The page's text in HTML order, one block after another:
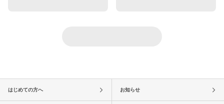
はじめての方へ お知らせ